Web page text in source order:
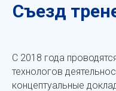
Съезд
С 2018 года
технологов
концептуальные